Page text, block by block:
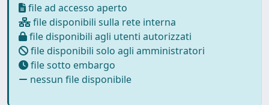
file ad accesso aperto
file disponibili sulla rete interna
file disponibili agli utenti autorizzati
file disponibili solo agli amministratori
file sotto embargo
nessun file disponibile